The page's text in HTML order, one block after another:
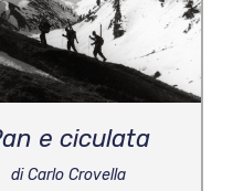
e ciculata
di Carlo Crovella